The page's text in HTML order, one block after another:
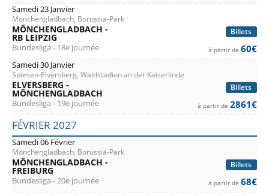
Samedi 23 Janvier
Mönchengladbach, Borussia-Park
Billets
MÖNCHENGLADBACH -
RB LEIPZIG
Bundesliga - 18e journée à partir de 60€
Samedi 30 Janvier
Spiesen-Elversberg, Waldstadion an der Kaiserlinde
Billets
ELVERSBERG -
MÖNCHENGLADBACH
Bundesliga - 19e journée à partir de 2861€
FÉVRIER 2027
Samedi 06 Février
Mönchengladbach, Borussia-Park
Billets
MÖNCHENGLADBACH -
FREIBURG
Bundesliga - 20e journée à partir de 68€